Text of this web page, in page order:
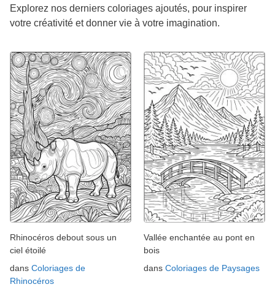
Explorez nos derniers coloriages ajoutés, pour inspirer
votre créativité et donner vie à votre imagination.
Rhinocéros debout sous un
ciel étoilé
dans Coloriages de
Rhinocéros
Vallée enchantée au pont en
bois
dans Coloriages de Paysages